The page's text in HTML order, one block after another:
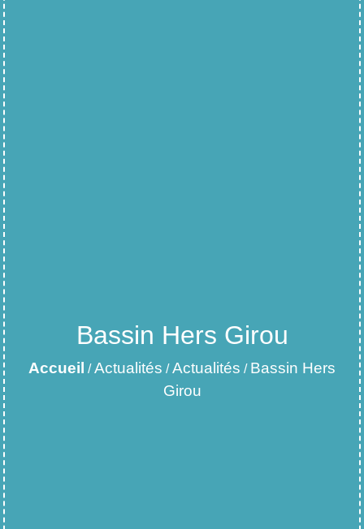
Bassin Hers Girou
Accueil /Actualités /Actualités / Bassin Hers
Girou